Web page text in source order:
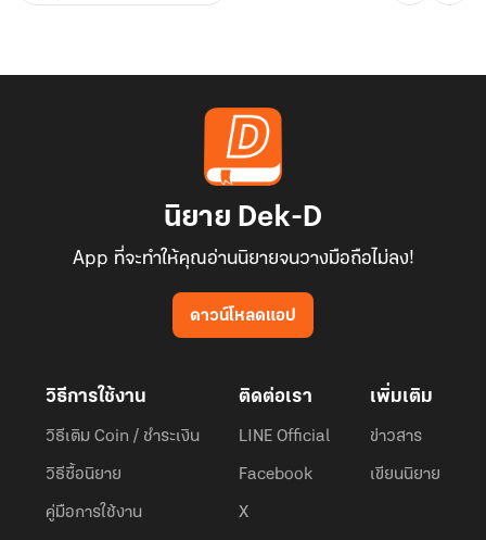
นิยาย Dek-D
App ที่จะทำให้คุณอ่านนิยายจนวางมือถือไม่ลง!
ดาวน์โหลดแอป
วิธีการใช้งาน
วิธีเติม Coin / ชำระเงิน
วิธีซื้อนิยาย
คู่มือการใช้งาน
ติดต่อเรา
LINE Official
Facebook
X
เพิ่มเติม
ข่าวสาร
เขียนนิยาย